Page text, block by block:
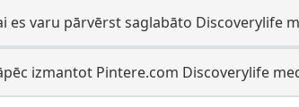
es varu pārvērst saglabāto Discoverylife
izmantot Pintere.com Discoverylife